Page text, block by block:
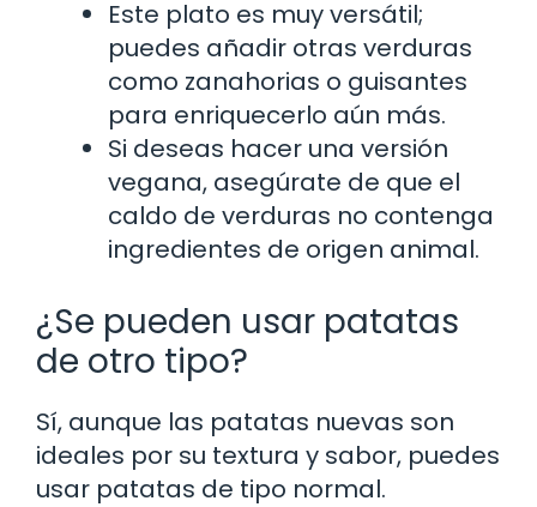
Este plato es muy versátil;
puedes añadir otras verduras
como zanahorias o guisantes
para enriquecerlo aún más.
Si deseas hacer una versión
vegana, asegúrate de que el
caldo de verduras no contenga
ingredientes de origen animal.
¿Se pueden usar patatas
de otro tipo?
Sí, aunque las patatas nuevas son
ideales por su textura y sabor, puedes
usar patatas de tipo normal.